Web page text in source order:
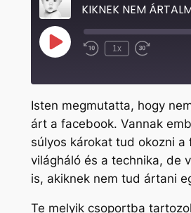
KIKNEK NEM
Play
Episode Rewind
1x
Fast
seconds
SHARE
LINK
EMBED
Isten megmutatta, hogy
árt a facebook. Vannak
súlyos károkat tud okozni a
világháló és a technika, de
is, akiknek nem tud ártani
Te melyik csoportba